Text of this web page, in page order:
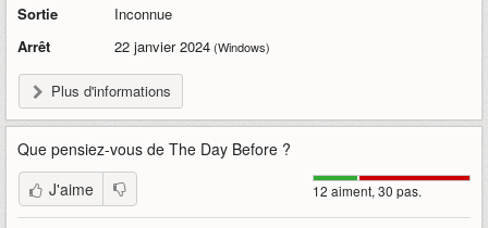
Sortie
Inconnue
Arrêt
22 janvier 2024(Windows)
Plus d'informations
Que pensiez-vous de The Day Before ?
12 aiment, 30 pas.
J'aime